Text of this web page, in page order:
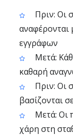
Πριν: Οι
αναφέρονται
εγγράφων
Μετά:
καθαρή
Πριν: Οι
βασίζονται
Μετά: Οι
χάρη στη